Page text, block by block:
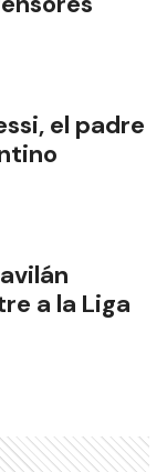
el padre
a la Liga